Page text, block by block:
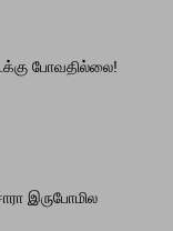
போவதில்லை!
இருபோமில